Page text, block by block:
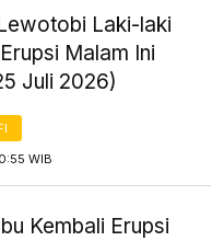
Laki-laki
Malam Ini
Juli 2026)
WIB
Kembali Erupsi